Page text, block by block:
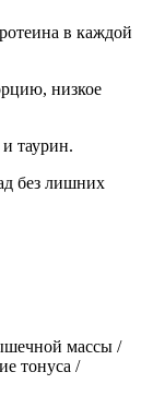
в каждой
низкое
таурин.
без лишних
массы /
тонуса /